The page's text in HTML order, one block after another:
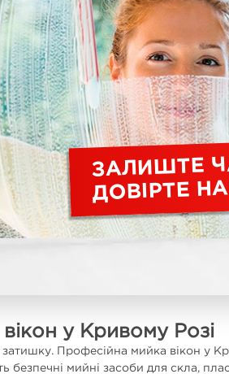
ЗАЛИШТЕ
ДОВІРТЕ
у Кривому Розі
Професійна мийка вікон у
мийні засоби для скла,